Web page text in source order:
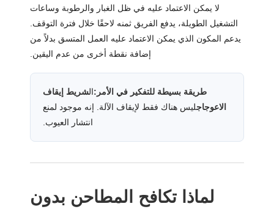
لا يمكن الاعتماد عليه في ظل الغبار والرطوبة وساعات
التشغيل الطويلة، يدفع الفريق ثمنه لاحقًا خلال فترة التوقف.
يدعم المكون الذي يمكن الاعتماد عليه العمل المتسق بدلاً من
إضافة نقطة أخرى من عدم اليقين.
طريقة بسيطة للتفكير في الأمر:الشريط إيقاف
الاعوجاجليس هناك فقط لإيقاف الآلة. إنه موجود لمنع
انتشار العيوب.
لماذا تكافح المطاحن بدون